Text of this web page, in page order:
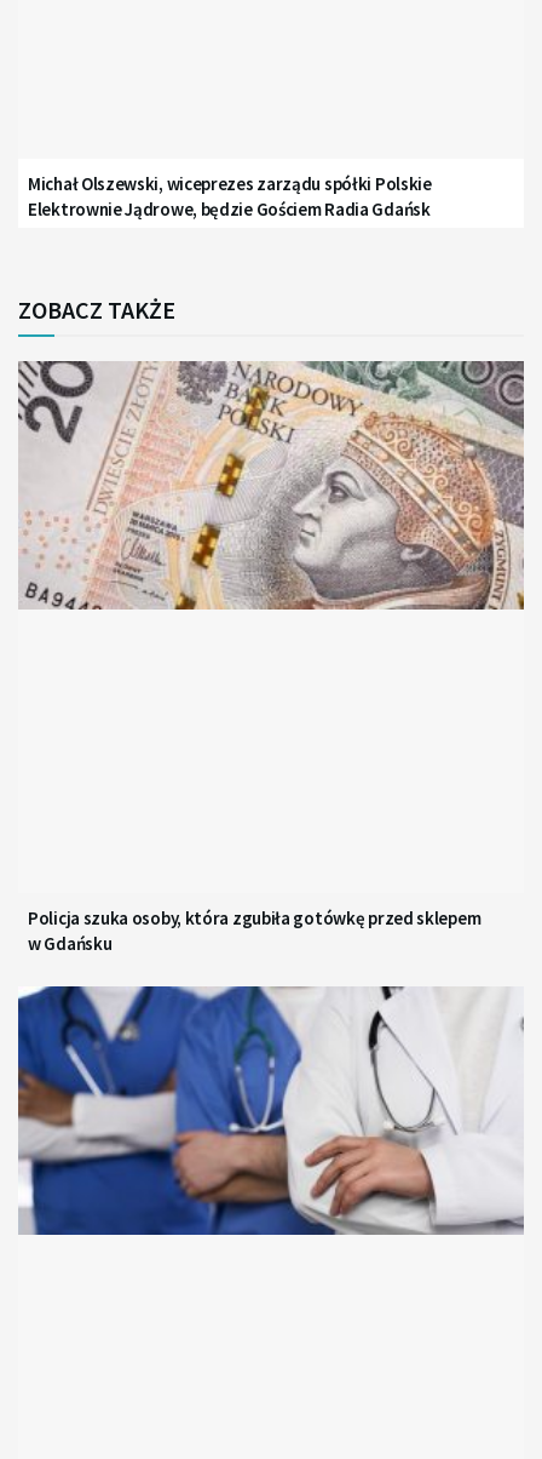
Michał Olszewski, wiceprezes zarządu spółki Polskie
Elektrownie Jądrowe, będzie Gościem Radia Gdańsk
ZOBACZ TAKŻE
Policja szuka osoby, która zgubiła gotówkę przed sklepem
w Gdańsku